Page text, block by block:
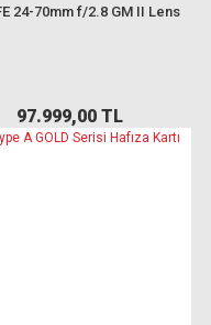
24-70mm f/2.8 GM II Lens
97.999,00 TL